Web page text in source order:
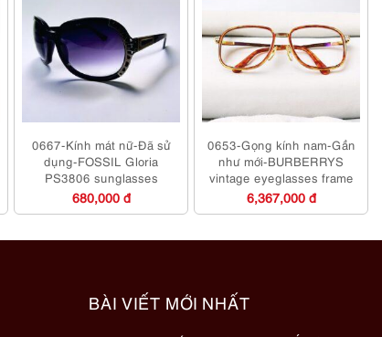
0667-Kính mát nữ-Đã sử
dụng-FOSSIL Gloria
PS3806 sunglasses
680,000 đ
0653-Gọng kính nam-Gần
như mới-BURBERRYS
vintage eyeglasses frame
6,367,000 đ
BÀI VIẾT MỚI NHẤT